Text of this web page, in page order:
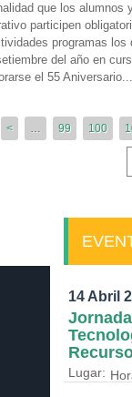
que los alumnos
participen
programas los
del año en
el 55 Aniversario...
< … 99 100
14 Abril
Lugar: